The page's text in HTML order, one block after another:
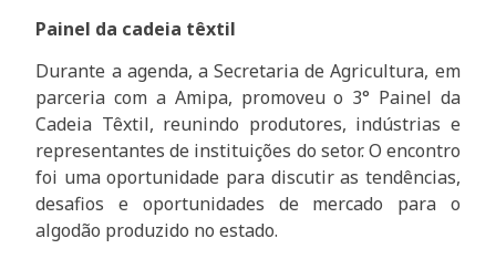
Painel da cadeia têxtil
Durante a agenda, a Secretaria de Agricultura, em
parceria com a Amipa, promoveu o 3° Painel da
Cadeia Têxtil, reunindo produtores, indústrias e
representantes de instituições do setor. O encontro
foi uma oportunidade para discutir as tendências,
desafios e oportunidades de mercado para o
algodão produzido no estado.